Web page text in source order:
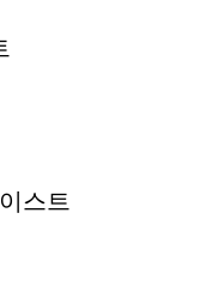
스트